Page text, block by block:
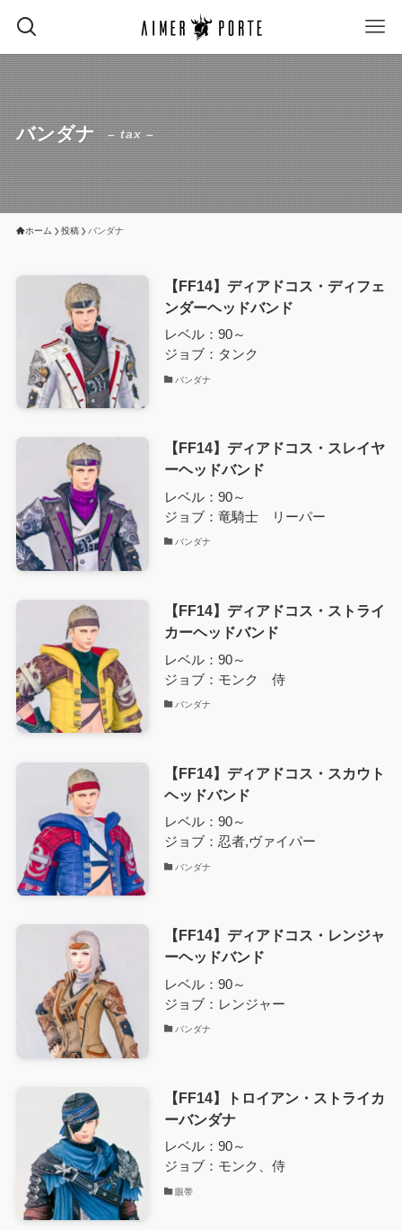
バンダナ – tax –
ホーム 投稿 バンダナ
【FF14】ディアドコス・ディフェ
ンダーヘッドバンド
レベル：90～
ジョブ：タンク
バンダナ
【FF14】ディアドコス・スレイヤ
ーヘッドバンド
レベル：90～
ジョブ：竜騎士 リーパー
バンダナ
【FF14】ディアドコス・ストライ
カーヘッドバンド
レベル：90～
ジョブ：モンク 侍
バンダナ
【FF14】ディアドコス・スカウト
ヘッドバンド
レベル：90～
ジョブ：忍者,ヴァイパー
バンダナ
【FF14】ディアドコス・レンジャ
ーヘッドバンド
レベル：90～
ジョブ：レンジャー
バンダナ
【FF14】トロイアン・ストライカ
ーバンダナ
レベル：90～
ジョブ：モンク、侍
眼帯